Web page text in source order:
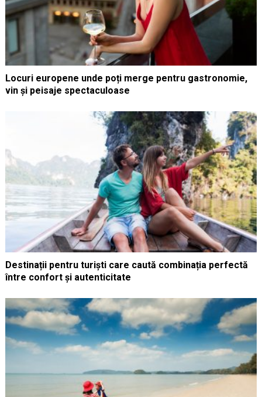
Locuri europene unde poți merge pentru gastronomie,
vin și peisaje spectaculoase
Destinații pentru turiști care caută combinația perfectă
între confort și autenticitate